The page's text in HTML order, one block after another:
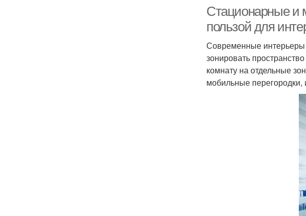
Стационарные и
пользой для
Современные интерьеры
зонировать
комнату на отдельные
мобильные